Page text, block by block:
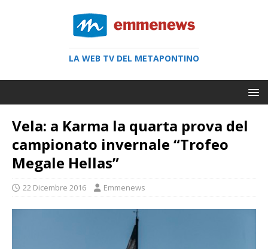
LA WEB TV DEL METAPONTINO
Vela: a Karma la quarta prova del
campionato invernale “Trofeo
Megale Hellas”
22 Dicembre 2016 Emmenews